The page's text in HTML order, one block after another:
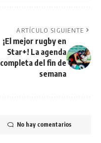
ARTÍCULO SIGUIENTE
¡El mejor rugby en
Star+! La agenda
completa del fin de
semana
No hay comentarios